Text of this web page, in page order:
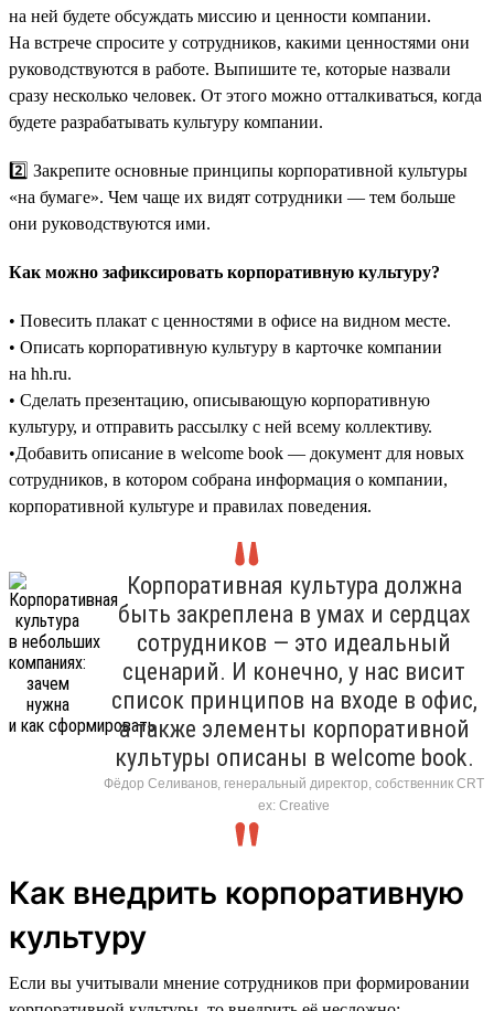
на ней будете обсуждать миссию и ценности компании.
На встрече спросите у сотрудников, какими ценностями они
руководствуются в работе. Выпишите те, которые назвали
сразу несколько человек. От этого можно отталкиваться, когда
будете разрабатывать культуру компании.
2️⃣ Закрепите основные принципы корпоративной культуры
«на бумаге». Чем чаще их видят сотрудники — тем больше
они руководствуются ими.
Как можно зафиксировать корпоративную культуру?
• Повесить плакат с ценностями в офисе на видном месте.
• Описать корпоративную культуру в карточке компании
на hh.ru.
• Сделать презентацию, описывающую корпоративную
культуру, и отправить рассылку с ней всему коллективу.
•Добавить описание в welcome book — документ для новых
сотрудников, в котором собрана информация о компании,
корпоративной культуре и правилах поведения.
Корпоративная культура должна
быть закреплена в умах и сердцах
сотрудников — это идеальный
сценарий. И конечно, у нас висит
список принципов на входе в офис,
а также элементы корпоративной
культуры описаны в welcome book.
Фёдор Селиванов, генеральный директор, собственник CRT
ex: Creative
Как внедрить корпоративную
культуру
Если вы учитывали мнение сотрудников при формировании